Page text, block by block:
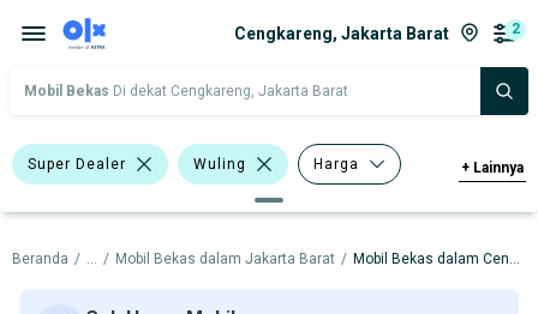
Cengkareng, Jakarta Barat 2
Mobil Bekas Di dekat Cengkareng, Jakarta Barat
Super Dealer Wuling Harga
Merek Dan Model Tahun
Tipe Bodi Tipe Membership
+ Lainnya
Beranda / ... / Mobil Bekas dalam Jakarta Barat / Mobil Bekas dalam Cengkareng